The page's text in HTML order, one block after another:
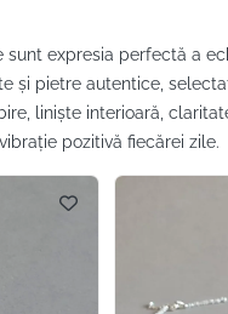
expresia perfectă a
și pietre autentice,
liniște interioară,
pozitivă fiecărei